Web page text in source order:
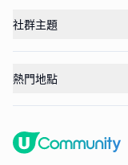
社群主題
熱門地點